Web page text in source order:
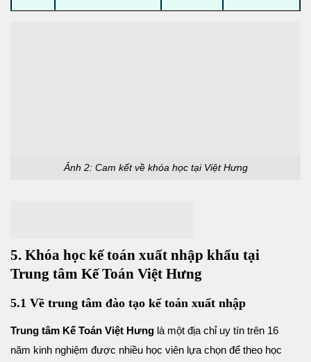
Ảnh 2: Cam kết về khóa học tại Việt Hưng
5. Khóa học kế toán xuất nhập khẩu tại
Trung tâm Kế Toán Việt Hưng
5.1 Về trung tâm đào tạo kế toán xuất nhập
Trung tâm Kế Toán Việt Hưng là một địa chỉ uy tín trên 16
năm kinh nghiệm được nhiều học viên lựa chọn để theo học